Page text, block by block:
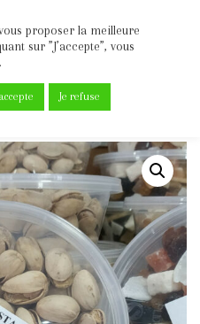
et sale 110g la boite
proposer la meilleure
sur ”J’accepte”, vous
Je refuse